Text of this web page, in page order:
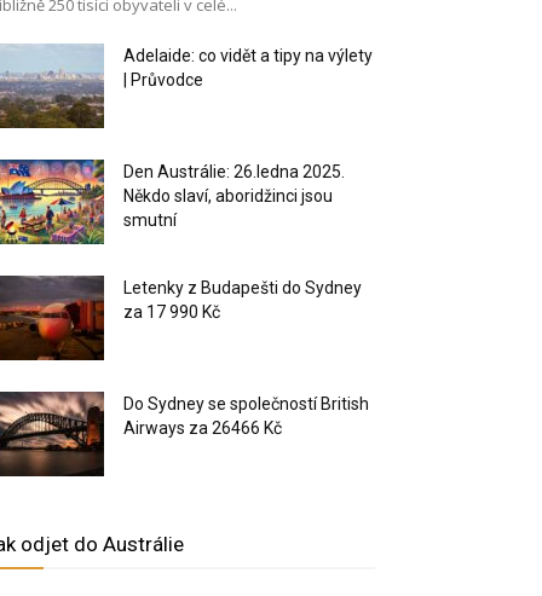
250 tisíci obyvateli v celé...
Adelaide: co vidět a tipy na výlety
| Průvodce
Den Austrálie: 26.ledna 2025.
Někdo slaví, aboridžinci jsou
smutní
Letenky z Budapešti do Sydney
za 17 990 Kč
Do Sydney se společností British
Airways za 26466 Kč
odjet do Austrálie